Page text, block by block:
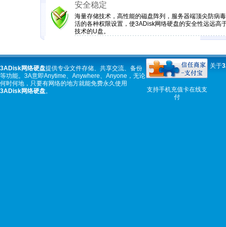
安全稳定
海量存储技术，高性能的磁盘阵列，服务器端顶尖防病
活的各种权限设置，使3ADisk网络硬盘的安全性远远高
技术的U盘。
3ADisk网络硬盘提供专业文件存储、共享交流、备份
等功能。3A意即Anytime、Anywhere、Anyone，无论
何时何地，只要有网络的地方就能免费永久使用
3ADisk网络硬盘。
支持手机充值卡在线支
付
关于